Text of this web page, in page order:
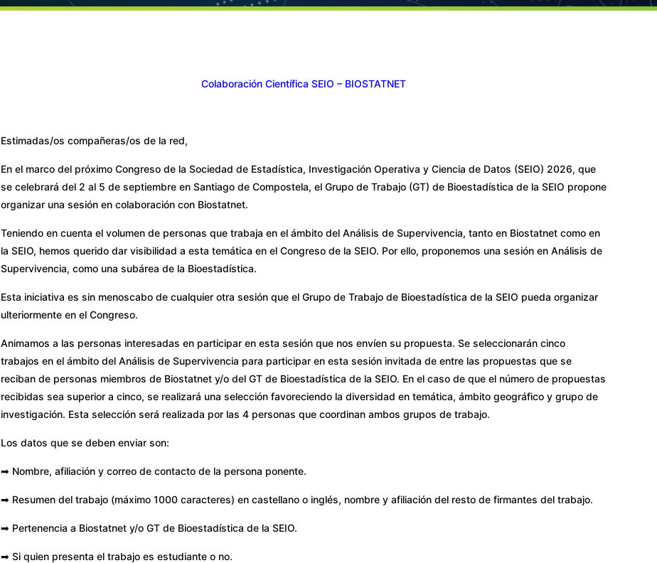
Colaboración Científica SEIO – BIOSTATNET
Estimadas/os compañeras/os de la red,
En el marco del próximo Congreso de la Sociedad de Estadística, Investigación Operativa y Ciencia de Datos (SEIO) 2026, que
se celebrará del 2 al 5 de septiembre en Santiago de Compostela, el Grupo de Trabajo (GT) de Bioestadística de la SEIO propone
organizar una sesión en colaboración con Biostatnet.
Teniendo en cuenta el volumen de personas que trabaja en el ámbito del Análisis de Supervivencia, tanto en Biostatnet como en
la SEIO, hemos querido dar visibilidad a esta temática en el Congreso de la SEIO. Por ello, proponemos una sesión en Análisis de
Supervivencia, como una subárea de la Bioestadística.
Esta iniciativa es sin menoscabo de cualquier otra sesión que el Grupo de Trabajo de Bioestadística de la SEIO pueda organizar
ulteriormente en el Congreso.
Animamos a las personas interesadas en participar en esta sesión que nos envíen su propuesta. Se seleccionarán cinco
trabajos en el ámbito del Análisis de Supervivencia para participar en esta sesión invitada de entre las propuestas que se
reciban de personas miembros de Biostatnet y/o del GT de Bioestadística de la SEIO. En el caso de que el número de propuestas
recibidas sea superior a cinco, se realizará una selección favoreciendo la diversidad en temática, ámbito geográfico y grupo de
investigación. Esta selección será realizada por las 4 personas que coordinan ambos grupos de trabajo.
Los datos que se deben enviar son:
➡ Nombre, afiliación y correo de contacto de la persona ponente.
➡ Resumen del trabajo (máximo 1000 caracteres) en castellano o inglés, nombre y afiliación del resto de firmantes del trabajo.
➡ Pertenencia a Biostatnet y/o GT de Bioestadística de la SEIO.
➡ Si quien presenta el trabajo es estudiante o no.